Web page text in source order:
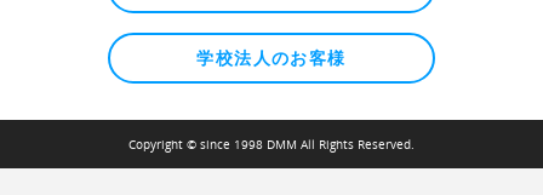
学校法人のお客様
Copyright © since 1998 DMM All Rights Reserved.